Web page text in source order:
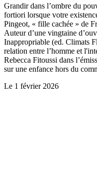
Grandir dans l’ombre du
fortiori lorsque votre
Pingeot, « fille cachée » de
Auteur d’une vingtaine
Inappropriable (ed. Climats
relation entre l’homme et
Rebecca Fitoussi dans
sur une enfance hors du
Le 1 février 2026